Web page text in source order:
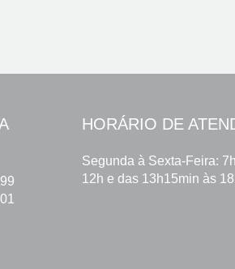
HORÁRIO DE
Segunda à Sexta-Feira:
12h e das 13h15min às